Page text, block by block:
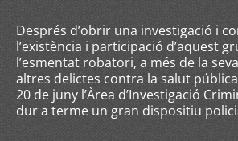
Després d’obrir una investigació i
l’existència i participació d’aquest
l’esmentat robatori, a més de la
altres delictes contra la salut
20 de juny l’Àrea d’Investigació
dur a terme un gran dispositiu